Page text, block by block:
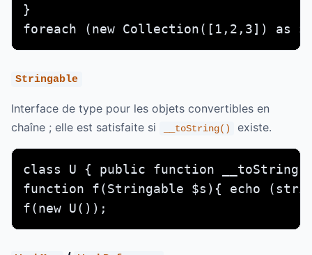
}
foreach (new Collection([1,2,3]) as
Stringable
Interface de type pour les objets convertibles en
chaîne ; elle est satisfaite si
__toString() existe.
class U { public function
function f(Stringable $s){ echo
f(new U());